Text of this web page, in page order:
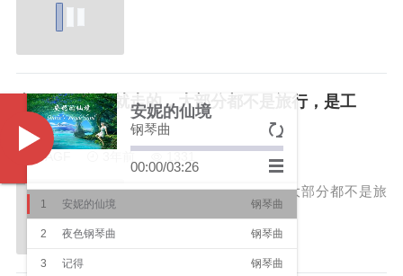
去三亚，说走就走的，大部分都不是旅行，是工
作。
WAGF
去三亚，说走就走的，大部分都不是旅
行，其实是工作。...
Music
安妮的仙境
钢琴曲
00:00/03:26
1 安妮的仙境 钢琴曲
2 夜色钢琴曲 钢琴曲
3 记得 钢琴曲